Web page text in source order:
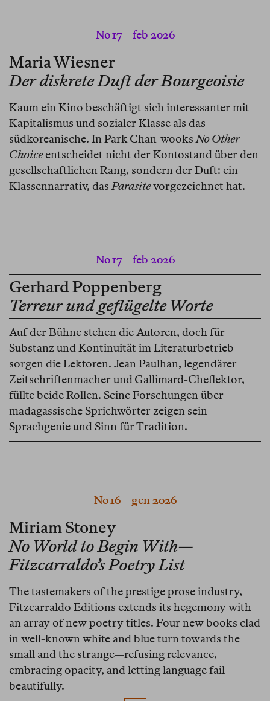
No 17feb 2026
Maria Wiesner
Der diskrete Duft der Bourgeoisie
Kaum ein Kino beschäftigt sich interessanter mit
Kapitalismus und sozialer Klasse als das
südkoreanische. In Park Chan-wooksNo Other
Choiceentscheidet nicht der Kontostand über den
gesellschaftlichen Rang, sondern der Duft: ein
Klassennarrativ, dasParasitevorgezeichnet hat.
No 17feb 2026
Gerhard Poppenberg
Terreur und geflügelte Worte
Auf der Bühne stehen die Autoren, doch für
Substanz und Kontinuität im Literaturbetrieb
sorgen die Lektoren. Jean Paulhan, legendärer
Zeitschriftenmacher und Gallimard-Cheflektor,
füllte beide Rollen. Seine Forschungen über
madagassische Sprichwörter zeigen sein
Sprachgenie und Sinn für Tradition.
No 16gen 2026
Miriam Stoney
No World to Begin With—
Fitzcarraldo’s Poetry List
The tastemakers of the prestige prose industry,
Fitzcarraldo Editions extends its hegemony with
an array of new poetry titles. Four new books clad
in well-known white and blue turn towards the
small and the strange—refusing relevance,
embracing opacity, and letting language fail
beautifully.